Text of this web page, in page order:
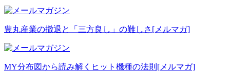
豊丸産業の撤退と「三方良し」の難しさ [メルマガ]
MY分布図から読み解くヒット機種の法則 [メルマガ]